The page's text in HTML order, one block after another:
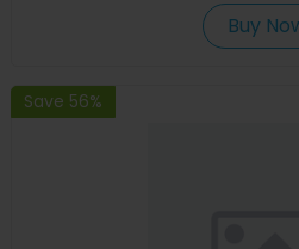
Buy
Save 56%